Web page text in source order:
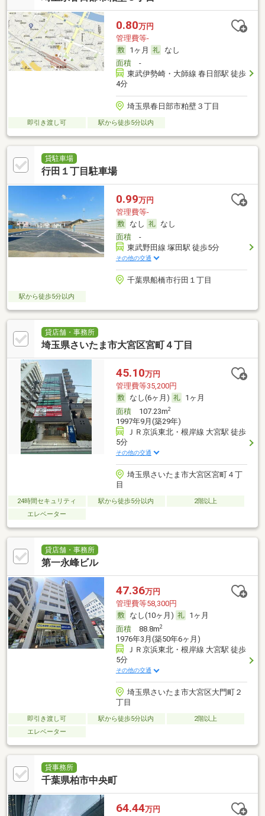
0.80万円
管理費等-
1ヶ月
なし
面積-
東武伊勢崎・大師線 春日部駅 徒歩
4分
埼玉県春日部市粕壁３丁目
即引き渡し可 駅から徒歩5分以内
貸駐車場
行田１丁目駐車場
0.99万円
管理費等-
なし
なし
面積-
東武野田線 塚田駅 徒歩5分
その他の交通
千葉県船橋市行田１丁目
駅から徒歩5分以内
貸店舗・事務所
埼玉県さいたま市大宮区宮町４丁目
45.10万円
管理費等35,200円
なし(6ヶ月)
1ヶ月
面積107.23m2
1997年9月(築29年)
ＪＲ京浜東北・根岸線 大宮駅 徒歩
5分
その他の交通
埼玉県さいたま市大宮区宮町４丁
目
24時間セキュリティ 駅から徒歩5分以内
2階以上
エレベーター
貸店舗・事務所
第一永峰ビル
47.36万円
管理費等58,300円
なし(10ヶ月)
1ヶ月
面積88.8m2
1976年3月(築50年6ヶ月)
ＪＲ京浜東北・根岸線 大宮駅 徒歩
5分
その他の交通
埼玉県さいたま市大宮区大門町２
丁目
即引き渡し可 駅から徒歩5分以内
2階以上
エレベーター
貸事務所
千葉県柏市中央町
64.44万円